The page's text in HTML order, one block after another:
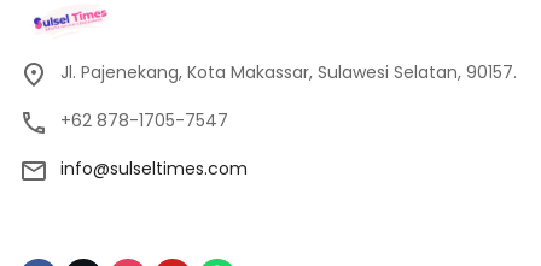
Jl. Pajenekang, Kota Makassar, Sulawesi Selatan, 90157.
+62 878-1705-7547
info@sulseltimes.com